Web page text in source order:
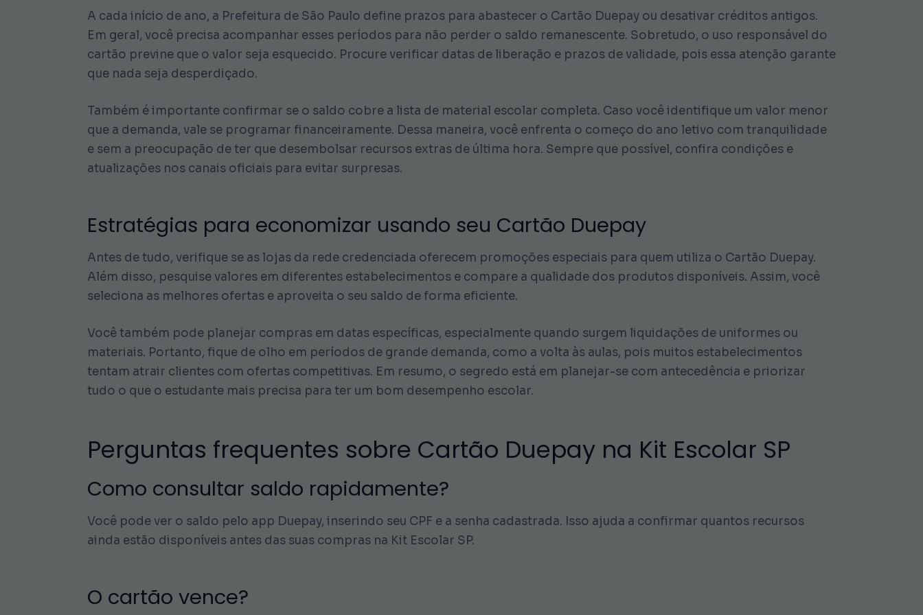
A cada início de ano, a Prefeitura de São Paulo define prazos para abastecer o Cartão Duepay ou desativar créditos antigos.
Em geral, você precisa acompanhar esses períodos para não perder o saldo remanescente. Sobretudo, o uso responsável do
cartão previne que o valor seja esquecido. Procure verificar datas de liberação e prazos de validade, pois essa atenção garante
que nada seja desperdiçado.
Também é importante confirmar se o saldo cobre a lista de material escolar completa. Caso você identifique um valor menor
que a demanda, vale se programar financeiramente. Dessa maneira, você enfrenta o começo do ano letivo com tranquilidade
e sem a preocupação de ter que desembolsar recursos extras de última hora. Sempre que possível, confira condições e
atualizações nos canais oficiais para evitar surpresas.
Estratégias para economizar usando seu Cartão Duepay
Antes de tudo, verifique se as lojas da rede credenciada oferecem promoções especiais para quem utiliza o Cartão Duepay.
Além disso, pesquise valores em diferentes estabelecimentos e compare a qualidade dos produtos disponíveis. Assim, você
seleciona as melhores ofertas e aproveita o seu saldo de forma eficiente.
Você também pode planejar compras em datas específicas, especialmente quando surgem liquidações de uniformes ou
materiais. Portanto, fique de olho em períodos de grande demanda, como a volta às aulas, pois muitos estabelecimentos
tentam atrair clientes com ofertas competitivas. Em resumo, o segredo está em planejar-se com antecedência e priorizar
tudo o que o estudante mais precisa para ter um bom desempenho escolar.
Perguntas frequentes sobre Cartão Duepay na Kit Escolar SP
Como consultar saldo rapidamente?
Você pode ver o saldo pelo app Duepay, inserindo seu CPF e a senha cadastrada. Isso ajuda a confirmar quantos recursos
ainda estão disponíveis antes das suas compras na Kit Escolar SP.
O cartão vence?